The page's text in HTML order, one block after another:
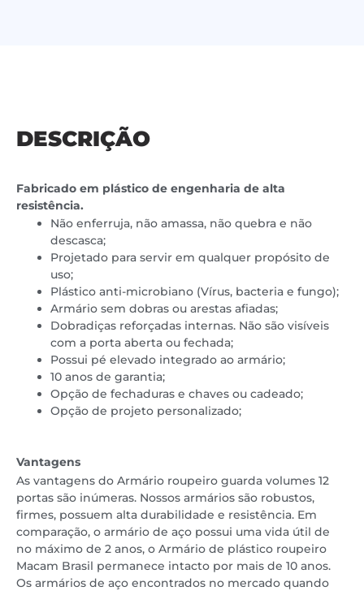
DESCRIÇÃO
Fabricado em plástico de engenharia de alta
resistência.
Não enferruja, não amassa, não quebra e não
descasca;
Projetado para servir em qualquer propósito de
uso;
Plástico anti-microbiano (Vírus, bacteria e fungo);
Armário sem dobras ou arestas afiadas;
Dobradiças reforçadas internas. Não são visíveis
com a porta aberta ou fechada;
Possui pé elevado integrado ao armário;
10 anos de garantia;
Opção de fechaduras e chaves ou cadeado;
Opção de projeto personalizado;
Vantagens
As vantagens do Armário roupeiro guarda volumes 12
portas são inúmeras. Nossos armários são robustos,
firmes, possuem alta durabilidade e resistência. Em
comparação, o armário de aço possui uma vida útil de
no máximo de 2 anos, o Armário de plástico roupeiro
Macam Brasil permanece intacto por mais de 10 anos.
Os armários de aço encontrados no mercado quando